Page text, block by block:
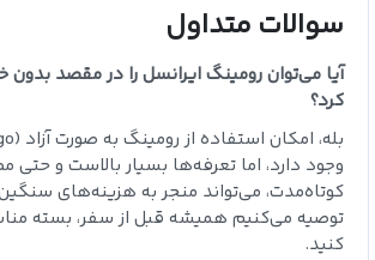
سوالات متداول
آیا می‌توان رومینگ ایرانسل را در مقصد
کرد؟
وجود دارد، اما تعرفه‌ها بسیار بالاست و حتی
کوتاه‌مدت، می‌تواند منجر به هزینه‌های
توصیه می‌کنیم همیشه قبل از سفر، بسته
کنید.